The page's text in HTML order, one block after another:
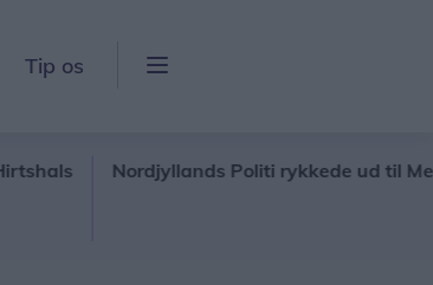
Tip os
Nordjyllands Politi rykkede ud til Metropol i